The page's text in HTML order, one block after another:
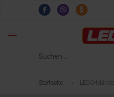
Startseite › LEDO-Märkte